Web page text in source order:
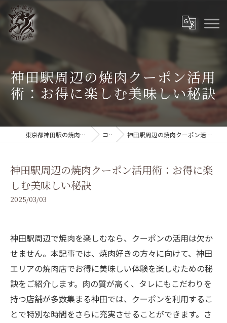
神田駅周辺の焼肉クーポン活用
術：お得に楽しむ美味しい秘訣
東京都神田駅の焼肉なら和牛焼肉 神田時流 コラム 神田駅周辺の焼肉クーポン活用術：お得に楽しむ美味しい秘訣
神田駅周辺の焼肉クーポン活用術：お得に楽
しむ美味しい秘訣
2025/03/03
神田駅周辺で焼肉を楽しむなら、クーポンの活用は欠か
せません。本記事では、焼肉好きの方々に向けて、神田
エリアの焼肉店でお得に美味しい体験を楽しむための秘
訣をご紹介します。肉の質が高く、タレにもこだわりを
持つ店舗が多数集まる神田では、クーポンを利用するこ
とで特別な時間をさらに充実させることができます。さ